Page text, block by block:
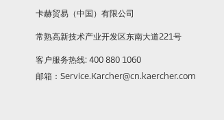
卡赫贸易（中国）有限公司
常熟高新技术产业开发区东南大道221号
客户服务热线: 400 880 1060
邮箱：Service.Karcher@cn.kaercher.com